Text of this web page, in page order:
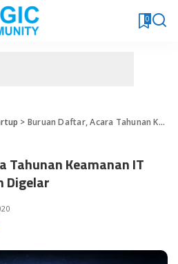
0
> Buruan Daftar, Acara Tahunan Keamanan IT Tingakat Dunia Akan Digelar
Tahunan Keamanan IT
Digelar